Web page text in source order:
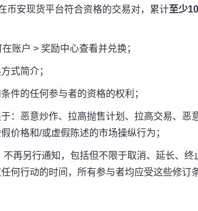
币安现货平台符合资格的交易对，累计至少
账户 > 奖励中心查看并兑换；
式简介；
件的任何参与者的资格的权利；
：恶意炒作、拉高抛售计划、拉高交易、恶
价格和/或虚假陈述的市场操纵行为；
再另行通知，包括但不限于取消、延长、终
何行动的时间，所有参与者均应受这些修订